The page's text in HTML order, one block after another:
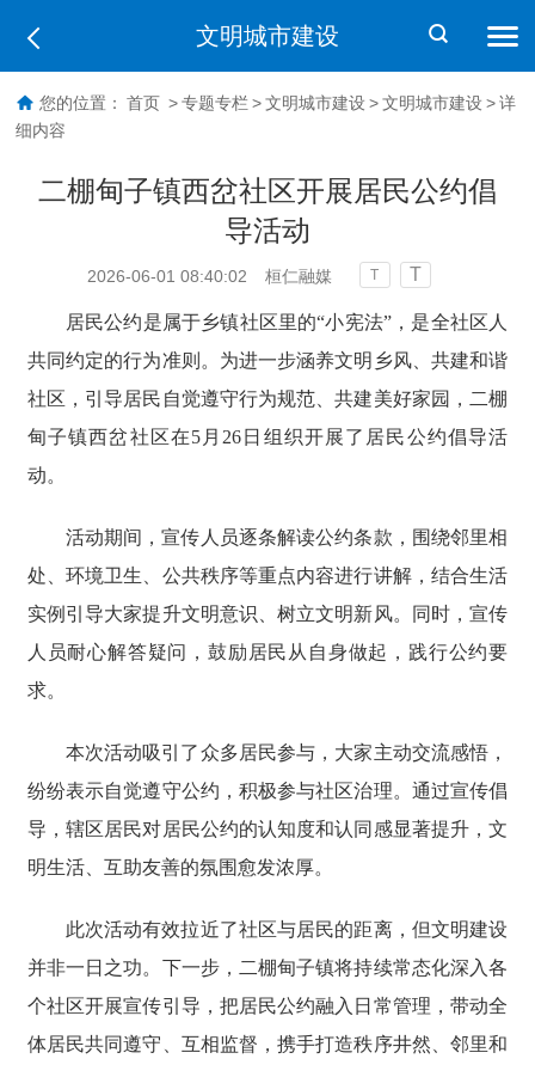
文明城市建设
您的位置： 首页 > 专题专栏 > 文明城市建设 > 文明城市建设 > 详
细内容
二棚甸子镇西岔社区开展居民公约倡
导活动
2026-06-01 08:40:02 桓仁融媒 T T
居民公约是属于乡镇社区里的“小宪法”，是全社区人
共同约定的行为准则。为进一步涵养文明乡风、共建和谐
社区，引导居民自觉遵守行为规范、共建美好家园，二棚
甸子镇西岔社区在5月26日组织开展了居民公约倡导活
动。
活动期间，宣传人员逐条解读公约条款，围绕邻里相
处、环境卫生、公共秩序等重点内容进行讲解，结合生活
实例引导大家提升文明意识、树立文明新风。同时，宣传
人员耐心解答疑问，鼓励居民从自身做起，践行公约要
求。
本次活动吸引了众多居民参与，大家主动交流感悟，
纷纷表示自觉遵守公约，积极参与社区治理。通过宣传倡
导，辖区居民对居民公约的认知度和认同感显著提升，文
明生活、互助友善的氛围愈发浓厚。
此次活动有效拉近了社区与居民的距离，但文明建设
并非一日之功。下一步，二棚甸子镇将持续常态化深入各
个社区开展宣传引导，把居民公约融入日常管理，带动全
体居民共同遵守、互相监督，携手打造秩序井然、邻里和